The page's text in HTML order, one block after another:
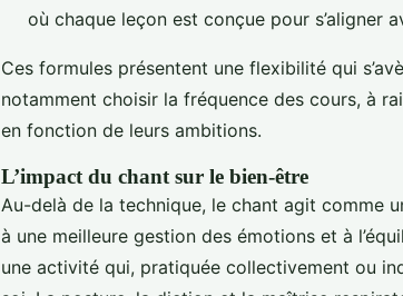
où chaque leçon est conçue pour
Ces formules présentent une flexibilité qui
notamment choisir la fréquence des cours, à
en fonction de leurs ambitions.
L’impact du chant sur le bien-être
Au-delà de la technique, le chant agit comme
à une meilleure gestion des émotions et à
une activité qui, pratiquée collectivement ou